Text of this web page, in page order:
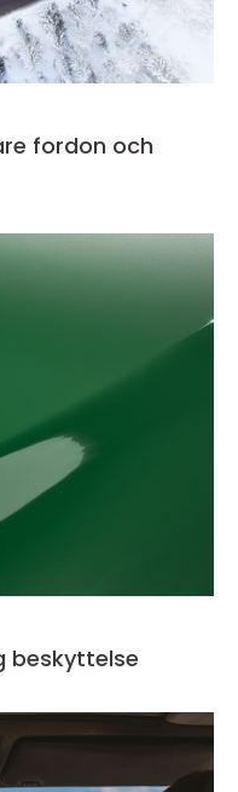
fordon och
beskyttelse